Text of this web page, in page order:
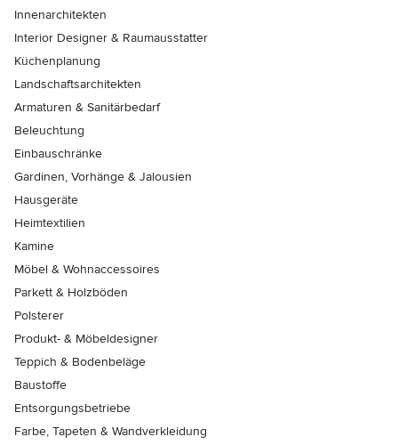
Innenarchitekten
Interior Designer & Raumausstatter
Küchenplanung
Landschaftsarchitekten
Armaturen & Sanitärbedarf
Beleuchtung
Einbauschränke
Gardinen, Vorhänge & Jalousien
Hausgeräte
Heimtextilien
Kamine
Möbel & Wohnaccessoires
Parkett & Holzböden
Polsterer
Produkt- & Möbeldesigner
Teppich & Bodenbeläge
Baustoffe
Entsorgungsbetriebe
Farbe, Tapeten & Wandverkleidung